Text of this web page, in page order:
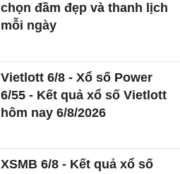
chọn đầm đẹp và thanh lịch
mỗi ngày
Vietlott 6/8 - Xổ số Power
6/55 - Kết quả xổ số Vietlott
hôm nay 6/8/2026
XSMB 6/8 - Kết quả xổ số